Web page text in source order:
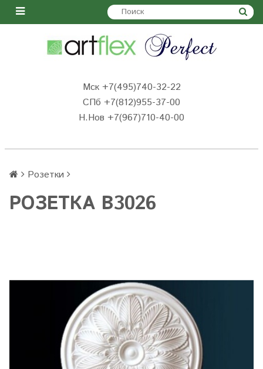
Мск +7(495)740-32-22
СПб +7(812)955-37-00
Н.Нов +7(967)710-40-00
Розетки
РОЗЕТКА B3026